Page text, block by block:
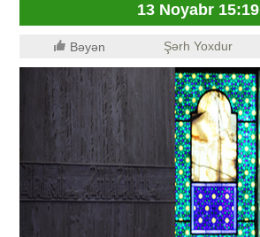
13 Noyabr 15:19
Bəyən Şərh Yoxdur